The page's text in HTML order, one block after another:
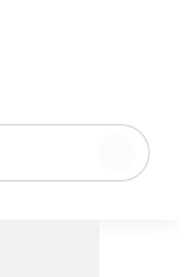
33 pages/minute